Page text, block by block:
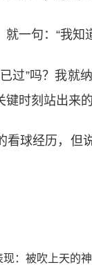
一句：“我知
过”吗？我就
时刻站出来
看球经历，但
：被吹上天的